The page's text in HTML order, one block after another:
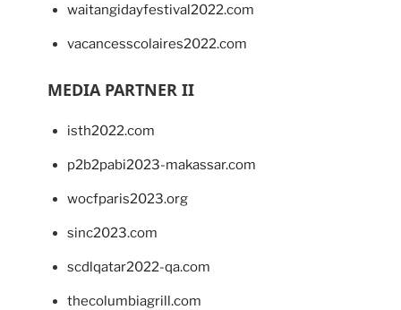
waitangidayfestival2022.com
vacancesscolaires2022.com
MEDIA PARTNER II
isth2022.com
p2b2pabi2023-makassar.com
wocfparis2023.org
sinc2023.com
scdlqatar2022-qa.com
thecolumbiagrill.com